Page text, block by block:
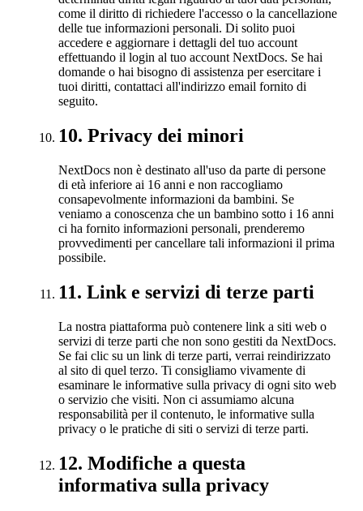
come il diritto di richiedere l'accesso o la cancellazione
delle tue informazioni personali. Di solito puoi
accedere e aggiornare i dettagli del tuo account
effettuando il login al tuo account NextDocs. Se hai
domande o hai bisogno di assistenza per esercitare i
tuoi diritti, contattaci all'indirizzo email fornito di
seguito.
10. Privacy dei minori
NextDocs non è destinato all'uso da parte di persone
di età inferiore ai 16 anni e non raccogliamo
consapevolmente informazioni da bambini. Se
veniamo a conoscenza che un bambino sotto i 16 anni
ci ha fornito informazioni personali, prenderemo
provvedimenti per cancellare tali informazioni il prima
possibile.
11. Link e servizi di terze parti
La nostra piattaforma può contenere link a siti web o
servizi di terze parti che non sono gestiti da NextDocs.
Se fai clic su un link di terze parti, verrai reindirizzato
al sito di quel terzo. Ti consigliamo vivamente di
esaminare le informative sulla privacy di ogni sito web
o servizio che visiti. Non ci assumiamo alcuna
responsabilità per il contenuto, le informative sulla
privacy o le pratiche di siti o servizi di terze parti.
12. Modifiche a questa
informativa sulla privacy